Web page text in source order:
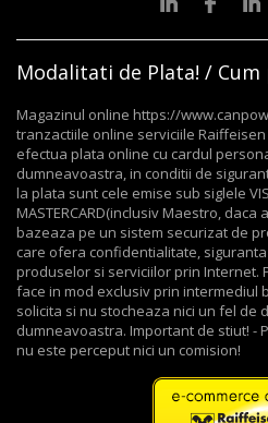
Modalitati de Plata! / Cum
Magazinul online https://
tranzactiile online serviciile
efectua plata online cu cardul
dumneavoastra, in conditii de
la plata sunt cele emise sub siglele
MASTERCARD(inclusiv Maestro, daca
bazeaza pe un sistem securizat de
care ofera confidentialitate,
produselor si serviciilor prin Internet.
face in mod exclusiv prin intermediul
solicita si nu stocheaza nici un fel de
dumneavoastra. Important de stiut! -
nu este perceput nici un comision!